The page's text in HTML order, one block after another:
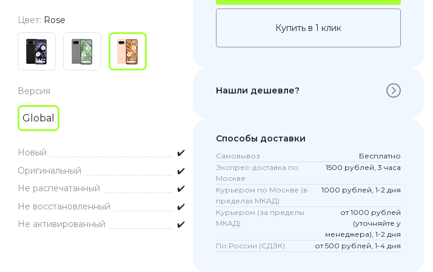
Pixel 8
Pixel 7
Pixel 6
Honor 400 Pro
Honor Magic 8 Pro
Аксессуары
Цвет: Rose
Версия
Global
Новый
✔️
Оригинальный
✔️
Не распечатанный
✔️
Не восстановленный
✔️
Не активированный
✔️
Купить в 1 клик
Нашли дешевле?
Способы доставки
Самовывоз
Бесплатно
Экспрес-доставка по
Москве
1500 рублей, 3 часа
Курьером по Москве (в
пределах МКАД)
1000 рублей, 1-2 дня
Курьером (за пределы
МКАД)
от 1000 рублей
(уточняйте у
менеджера), 1-2 дня
По России (СДЭК)
от 500 рублей, 1-4 дня